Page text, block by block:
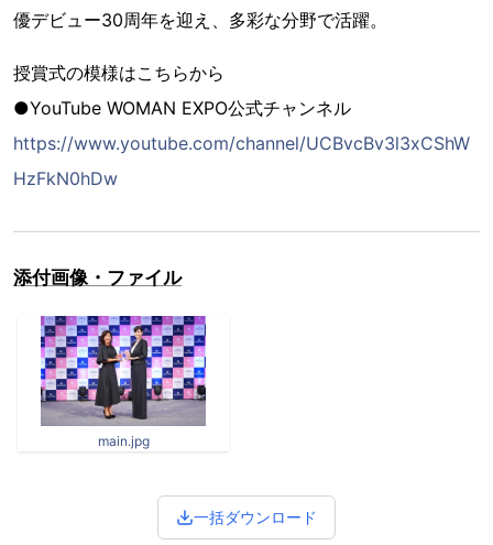
優デビュー30周年を迎え、多彩な分野で活躍。
授賞式の模様はこちらから
●YouTube WOMAN EXPO公式チャンネル
https://www.youtube.com/channel/UCBvcBv3l3xCShW
HzFkN0hDw
添付画像・ファイル
main.jpg
一括ダウンロード